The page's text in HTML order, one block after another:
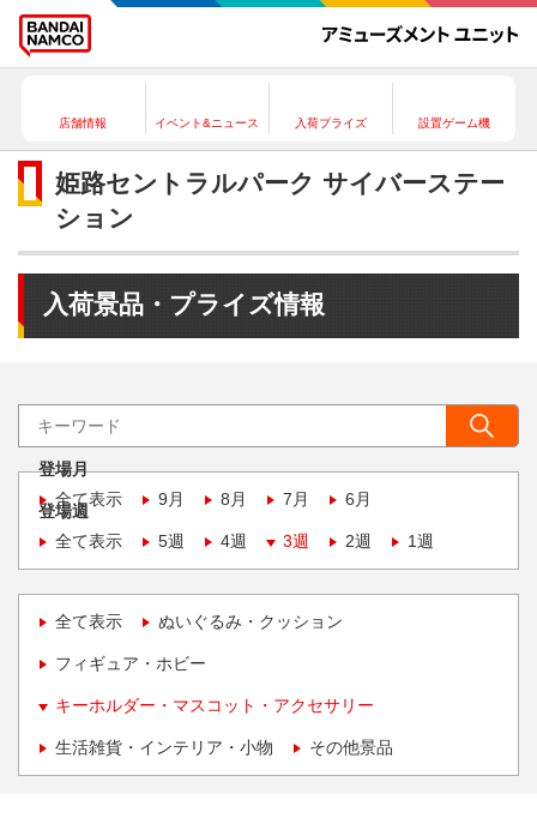
店舗情報 イベント&ニュース 入荷プライズ 設置ゲーム機
姫路セントラルパーク サイバーステー
ション
入荷景品・プライズ情報
登場月
全て表示
9月 8月 7月 6月
登場週
全て表示
5週 4週 3週 2週 1週
全て表示 ぬいぐるみ・クッション
フィギュア・ホビー
キーホルダー・マスコット・アクセサリー
生活雑貨・インテリア・小物 その他景品